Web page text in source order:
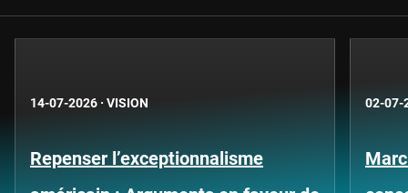
14-07-2026 · VISION
Repenser l’exceptionnalisme
02-07-